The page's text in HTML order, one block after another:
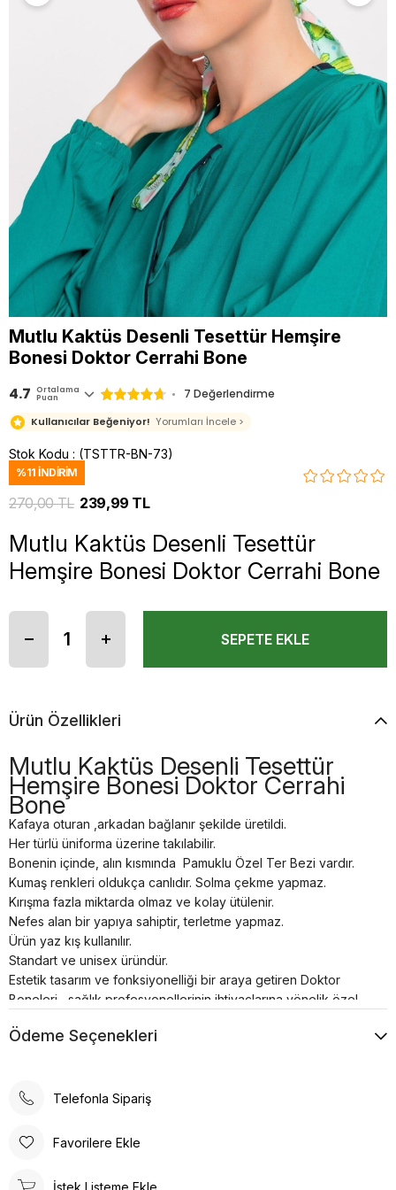
Mutlu Kaktüs Desenli Tesettür Hemşire
Bonesi Doktor Cerrahi Bone
4.7 Ortalama
Puan 7 Değerlendirme
Kullanıcılar Beğeniyor! Yorumları İncele >
Stok Kodu (TSTTR-BN-73)
%11 İNDIRIM
270,00 TL 239,99 TL
Mutlu Kaktüs Desenli Tesettür
Hemşire Bonesi Doktor Cerrahi Bone
Ürün Özellikleri
Mutlu Kaktüs Desenli Tesettür
Hemşire Bonesi Doktor Cerrahi
Bone
Kafaya oturan ,arkadan bağlanır şekilde üretildi.
Her türlü üniforma üzerine takılabilir.
Bonenin içinde, alın kısmında Pamuklu Özel Ter Bezi vardır.
Kumaş renkleri oldukça canlıdır. Solma çekme yapmaz.
Kırışma fazla miktarda olmaz ve kolay ütülenir.
Nefes alan bir yapıya sahiptir, terletme yapmaz.
Ürün yaz kış kullanılır.
Standart ve unisex üründür.
Estetik tasarım ve fonksiyonelliği bir araya getiren Doktor
Boneleri , sağlık profesyonellerinin ihtiyaçlarına yönelik özel
bağlanabilen tasarımı, her türlü üniforma üzerine rahatlıkla
konforlu bir deneyim sunar. Kumaş renkleri canlı ve
minimum seviyededir ve kolayca ütülenebilir. Nefes alan
Ödeme Seçenekleri
Telefonla Sipariş
Favorilere Ekle
İstek Listeme Ekle